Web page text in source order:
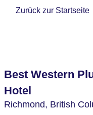
Zurück zur Startseite
Best Western
Hotel
Richmond, British